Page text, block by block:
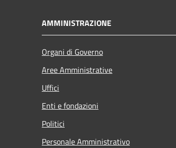
AMMINISTRAZIONE
Organi di Governo
Aree Amministrative
Uffici
Enti e fondazioni
Politici
Personale Amministrativo